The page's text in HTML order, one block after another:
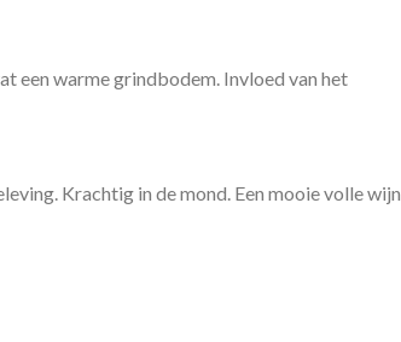
een warme grindbodem. Invloed van het
Krachtig in de mond. Een mooie volle wijn